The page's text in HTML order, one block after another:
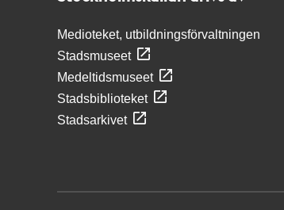
Medioteket, utbildningsförvaltningen
Stadsmuseet
Medeltidsmuseet
Stadsbiblioteket
Stadsarkivet